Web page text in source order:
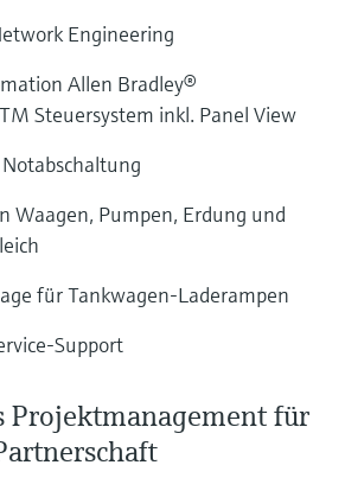
Engineering
Allen Bradley®
Steuersystem inkl. Panel View
Waagen, Pumpen, Erdung und
für Tankwagen-Laderampen
Support
Projektmanagement für